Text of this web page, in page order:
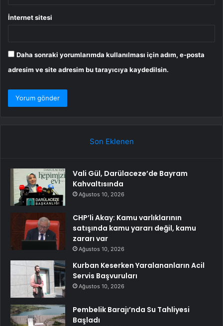
İnternet sitesi
Daha sonraki yorumlarımda kullanılması için adım, e-posta
adresim ve site adresim bu tarayıcıya kaydedilsin.
Son Eklenen
Vali Gül, Darülaceze’de Bayram
Kahvaltısında
Ağustos 10, 2026
CHP’li Akay: Kamu varlıklarının
satışında kamu yararı değil, kamu
zararı var
Ağustos 10, 2026
Kurban Keserken Yaralananların Acil
Servis Başvuruları
Ağustos 10, 2026
Pembelik Barajı’nda Su Tahliyesi
Başladı